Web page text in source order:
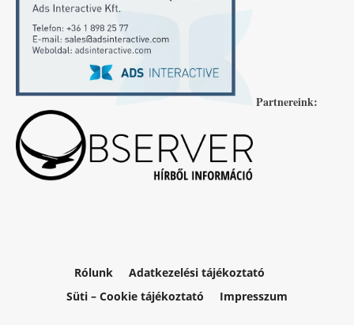
Partnereink:
Rólunk
Adatkezelési tájékoztató
Süti – Cookie tájékoztató
Impresszum